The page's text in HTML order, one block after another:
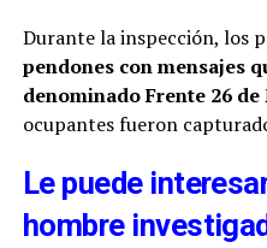
Durante la inspección, los
pendones con mensajes
denominado Frente 26 de
ocupantes fueron
Le puede
hombre